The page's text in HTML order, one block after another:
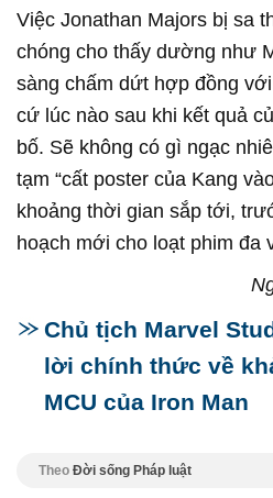
Việc Jonathan Majors bị sa
chóng cho thấy dường như
sàng chấm dứt hợp đồng
cứ lúc nào sau khi kết quả
bố. Sẽ không có gì ngạc
tạm “cất poster của Kang
khoảng thời gian sắp tới,
hoạch mới cho loạt phim đa
Chủ tịch Marvel
lời chính thức về
MCU của Iron Man
Theo Đời sống Pháp luật